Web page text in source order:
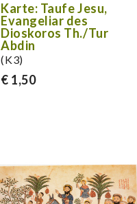
Karte: Taufe Jesu,
Evangeliar des
Dioskoros Th./Tur
Abdin
(K3)
€ 1,50